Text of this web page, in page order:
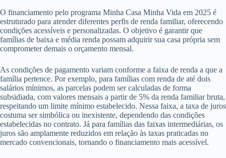
O financiamento pelo programa Minha Casa Minha Vida em 2025 é
estruturado para atender diferentes perfis de renda familiar, oferecendo
condições acessíveis e personalizadas. O objetivo é garantir que
famílias de baixa e média renda possam adquirir sua casa própria sem
comprometer demais o orçamento mensal.
As condições de pagamento variam conforme a faixa de renda a que a
família pertence. Por exemplo, para famílias com renda de até dois
salários mínimos, as parcelas podem ser calculadas de forma
subsidiada, com valores mensais a partir de 5% da renda familiar bruta,
respeitando um limite mínimo estabelecido. Nessa faixa, a taxa de juros
costuma ser simbólica ou inexistente, dependendo das condições
estabelecidas no contrato. Já para famílias das faixas intermediárias, os
juros são amplamente reduzidos em relação às taxas praticadas no
mercado convencionais, tornando o financiamento mais acessível.